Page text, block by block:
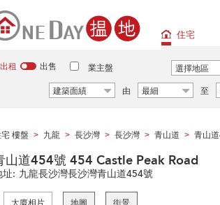
住宅
出租 出售 業主盤 選擇地區
建築面績
由 最細 至
樓盤 > 九龍 > 長沙灣 > 長沙灣 > 青山道 > 青山
山道454號 454 Castle Peak Road
址: 九龍長沙灣長沙灣青山道454號